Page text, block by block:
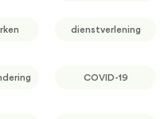
dienstverlening
COVID-19